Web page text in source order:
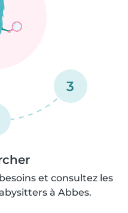
3
et consultez les
à Abbes.